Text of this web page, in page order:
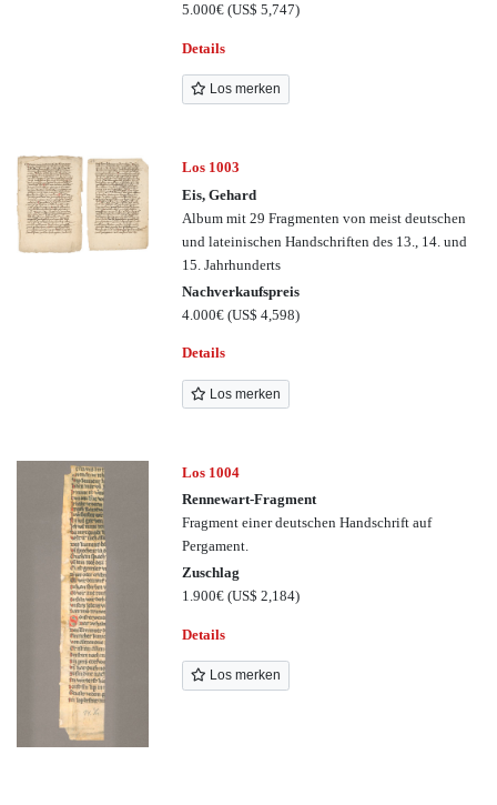
5.000€(US$ 5,747)
Details
Los merken
Los 1003
Eis, Gehard
Album mit 29 Fragmenten von meist deutschen
und lateinischen Handschriften des 13., 14. und
15. Jahrhunderts
Nachverkaufspreis
4.000€(US$ 4,598)
Details
Los merken
Los 1004
Rennewart-Fragment
Fragment einer deutschen Handschrift auf
Pergament.
Zuschlag
1.900€(US$ 2,184)
Details
Los merken